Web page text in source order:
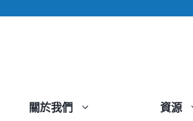
關於我們 資源